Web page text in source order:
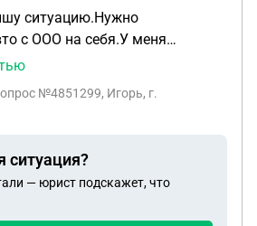
ситуацию.Нужно
с ООО на себя.У меня
ООО.Не могу подать
в лизинге, он
№4851299, Игорь, г.
ситуация?
— юрист подскажет, что